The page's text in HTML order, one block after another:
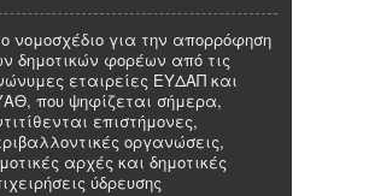
νομοσχέδιο για την απορρόφηση
δημοτικών φορέων από τις
εταιρείες ΕΥΔΑΠ και
που ψηφίζεται σήμερα,
επιστήμονες,
οργανώσεις,
αρχές και δημοτικές
ύδρευσης